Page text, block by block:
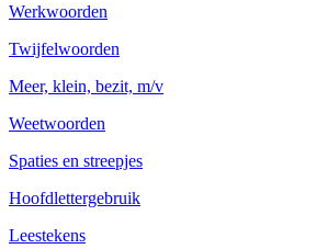
Werkwoorden
Twijfelwoorden
Meer, klein, bezit, m/v
Weetwoorden
Spaties en streepjes
Hoofdlettergebruik
Leestekens